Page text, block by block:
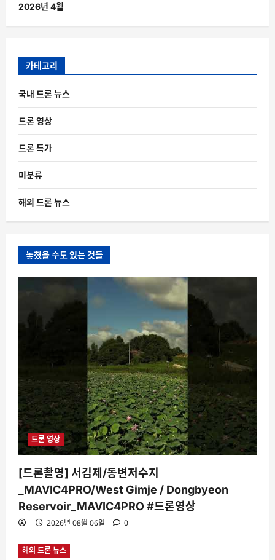
2026년 4월
카테고리
국내 드론 뉴스
드론 영상
드론 특가
미분류
해외 드론 뉴스
놓쳤을 수도 있는 것들
드론 영상
[드론촬영] 서김제/동변저수지
_MAVIC4PRO/West Gimje / Dongbyeon
Reservoir_MAVIC4PRO #드론영상
2026년 08월 06일 0
해외 드론 뉴스